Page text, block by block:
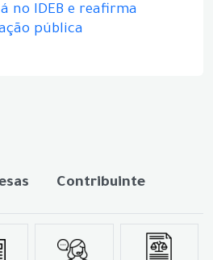
no IDEB e reafirma
pública
Contribuinte